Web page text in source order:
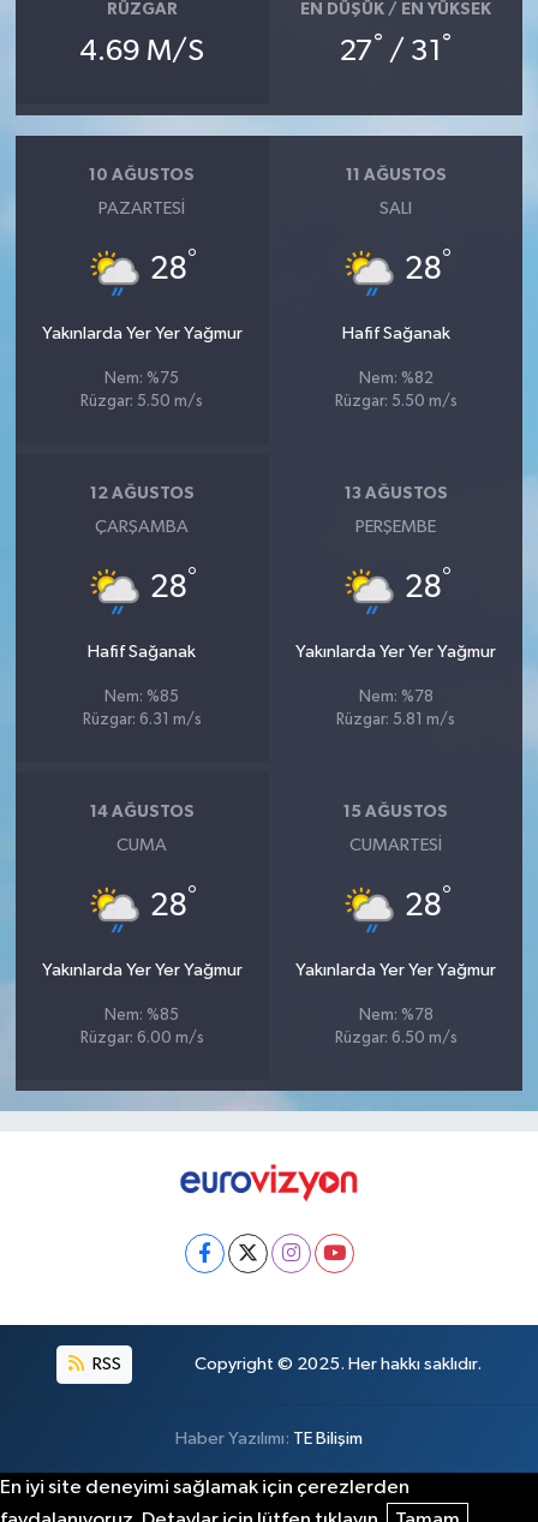
RÜZGAR
4.69 M/S
EN DÜŞÜK / EN YÜKSEK
27° / 31 °
10 AĞUSTOS
PAZARTESI
28°
Yakınlarda Yer Yer Yağmur
Nem: %75
Rüzgar: 5.50 m/s
11 AĞUSTOS
SALI
28°
Hafif Sağanak
Nem: %82
Rüzgar: 5.50 m/s
12 AĞUSTOS
ÇARŞAMBA
28°
Hafif Sağanak
Nem: %85
Rüzgar: 6.31 m/s
13 AĞUSTOS
PERŞEMBE
28°
Yakınlarda Yer Yer Yağmur
Nem: %78
Rüzgar: 5.81 m/s
14 AĞUSTOS
CUMA
28°
Yakınlarda Yer Yer Yağmur
Nem: %85
Rüzgar: 6.00 m/s
15 AĞUSTOS
CUMARTESI
28°
Yakınlarda Yer Yer Yağmur
Nem: %78
Rüzgar: 6.50 m/s
RSS Copyright © 2025. Her hakkı saklıdır.
Haber Yazılımı: TE Bilişim
En iyi site deneyimi sağlamak için çerezlerden